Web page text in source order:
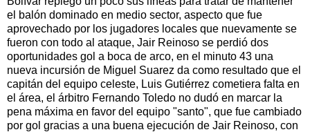
el balón dominado en medio sector, aspecto que fue
aprovechado por los jugadores locales que nuevamente se
fueron con todo al ataque, Jair Reinoso se perdió dos
oportunidades gol a boca de arco, en el minuto 43 una
nueva incursión de Miguel Suarez da como resultado que el
capitán del equipo celeste, Luis Gutiérrez cometiera falta en
el área, el árbitro Fernando Toledo no dudó en marcar la
pena máxima en favor del equipo "santo", que fue cambiado
por gol gracias a una buena ejecución de Jair Reinoso, con